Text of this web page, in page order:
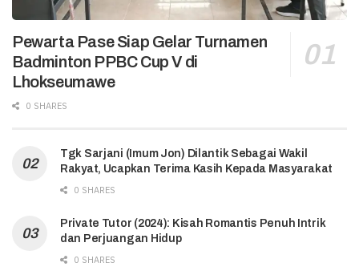
Pewarta Pase Siap Gelar Turnamen
Badminton PPBC Cup V di
Lhokseumawe
0 SHARES
Tgk Sarjani (Imum Jon) Dilantik Sebagai Wakil
Rakyat, Ucapkan Terima Kasih Kepada Masyarakat
0 SHARES
Private Tutor (2024): Kisah Romantis Penuh Intrik
dan Perjuangan Hidup
0 SHARES